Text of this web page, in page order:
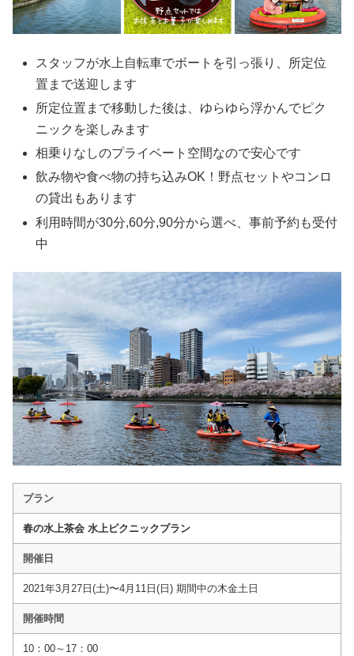
スタッフが水上自転車でボートを引っ張り、所定位
置まで送迎します
所定位置まで移動した後は、ゆらゆら浮かんでピク
ニックを楽しみます
相乗りなしのプライベート空間なので安心です
飲み物や食べ物の持ち込みOK！野点セットやコンロ
の貸出もあります
利用時間が30分,60分,90分から選べ、事前予約も受付
中
プラン
春の水上茶会 水上ピクニックプラン
開催日
2021年3月27日(土)〜4月11日(日) 期間中の木金土日
開催時間
10：00～17：00